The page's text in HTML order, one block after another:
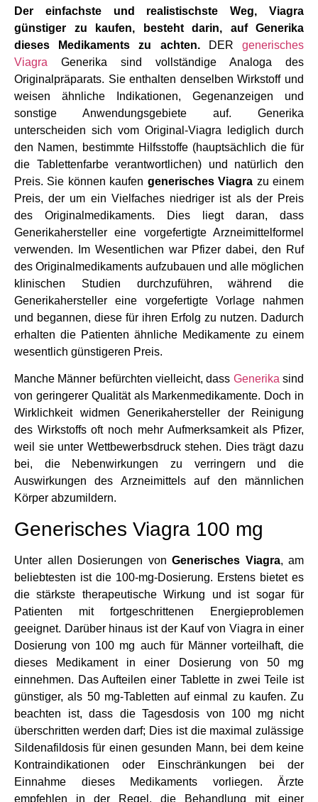
Der einfachste und realistischste Weg, Viagra
günstiger zu kaufen, besteht darin, auf Generika
dieses Medikaments zu achten.DERgenerisches
Viagra Generika sind vollständige Analoga des
Originalpräparats. Sie enthalten denselben Wirkstoff und
weisen ähnliche Indikationen, Gegenanzeigen und
sonstige Anwendungsgebiete auf. Generika
unterscheiden sich vom Original-Viagra lediglich durch
den Namen, bestimmte Hilfsstoffe (hauptsächlich die für
die Tablettenfarbe verantwortlichen) und natürlich den
Preis. Sie können kaufen generisches Viagra zu einem
Preis, der um ein Vielfaches niedriger ist als der Preis
des Originalmedikaments. Dies liegt daran, dass
Generikahersteller eine vorgefertigte Arzneimittelformel
verwenden. Im Wesentlichen war Pfizer dabei, den Ruf
des Originalmedikaments aufzubauen und alle möglichen
klinischen Studien durchzuführen, während die
Generikahersteller eine vorgefertigte Vorlage nahmen
und begannen, diese für ihren Erfolg zu nutzen. Dadurch
erhalten die Patienten ähnliche Medikamente zu einem
wesentlich günstigeren Preis.
Manche Männer befürchten vielleicht, dass Generika sind
von geringerer Qualität als Markenmedikamente. Doch in
Wirklichkeit widmen Generikahersteller der Reinigung
des Wirkstoffs oft noch mehr Aufmerksamkeit als Pfizer,
weil sie unter Wettbewerbsdruck stehen. Dies trägt dazu
bei, die Nebenwirkungen zu verringern und die
Auswirkungen des Arzneimittels auf den männlichen
Körper abzumildern.
Generisches Viagra 100 mg
Unter allen Dosierungen von Generisches Viagra, am
beliebtesten ist die 100-mg-Dosierung. Erstens bietet es
die stärkste therapeutische Wirkung und ist sogar für
Patienten mit fortgeschrittenen Energieproblemen
geeignet. Darüber hinaus ist der Kauf von Viagra in einer
Dosierung von 100 mg auch für Männer vorteilhaft, die
dieses Medikament in einer Dosierung von 50 mg
einnehmen. Das Aufteilen einer Tablette in zwei Teile ist
günstiger, als 50 mg-Tabletten auf einmal zu kaufen. Zu
beachten ist, dass die Tagesdosis von 100 mg nicht
überschritten werden darf; Dies ist die maximal zulässige
Sildenafildosis für einen gesunden Mann, bei dem keine
Kontraindikationen oder Einschränkungen bei der
Einnahme dieses Medikaments vorliegen. Ärzte
empfehlen in der Regel, die Behandlung mit einer